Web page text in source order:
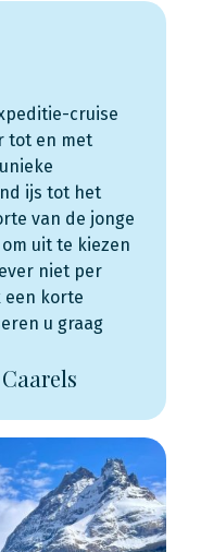
cruise
tot en met
ijs tot het
van de jonge
uit te kiezen
niet per
een korte
u graag